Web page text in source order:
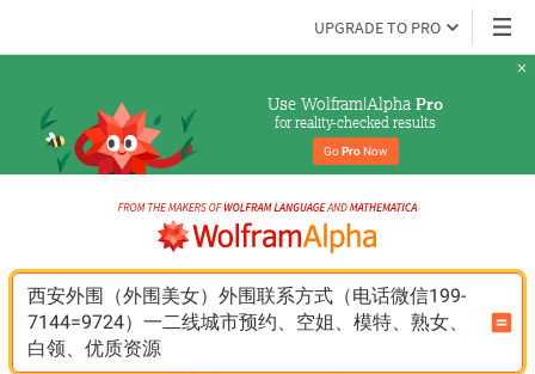
UPGRADE TO PRO
Use Wolfram|Alpha Pro
for reality-checked results
Go Pro Now
西安外围（外围美女）外围联系方式（电话微信199-
7144=9724）一二线城市预约、空姐、模特、熟女、
白领、优质资源